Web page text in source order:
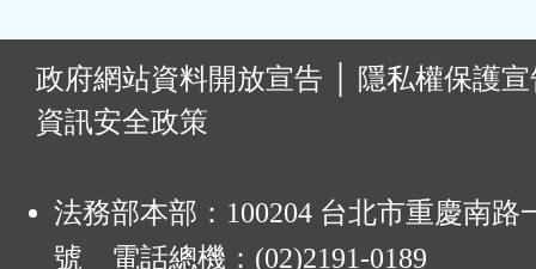
政府網站資料開放宣告
隱私權保護
資訊安全政策
法務部本部：100204 台北市重慶南路
號 電話總機：(02)2191-0189